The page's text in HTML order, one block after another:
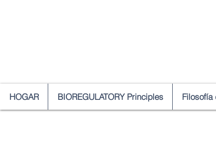
HOGAR BIOREGULATORY Principles Filosofía